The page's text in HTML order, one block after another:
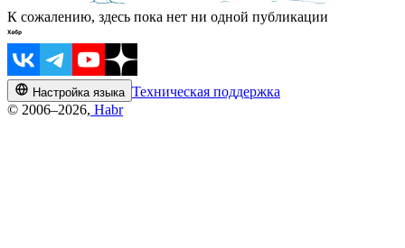
К сожалению, здесь пока нет ни одной публикации
Настройка языка Техническая поддержка
© 2006–2026, Habr